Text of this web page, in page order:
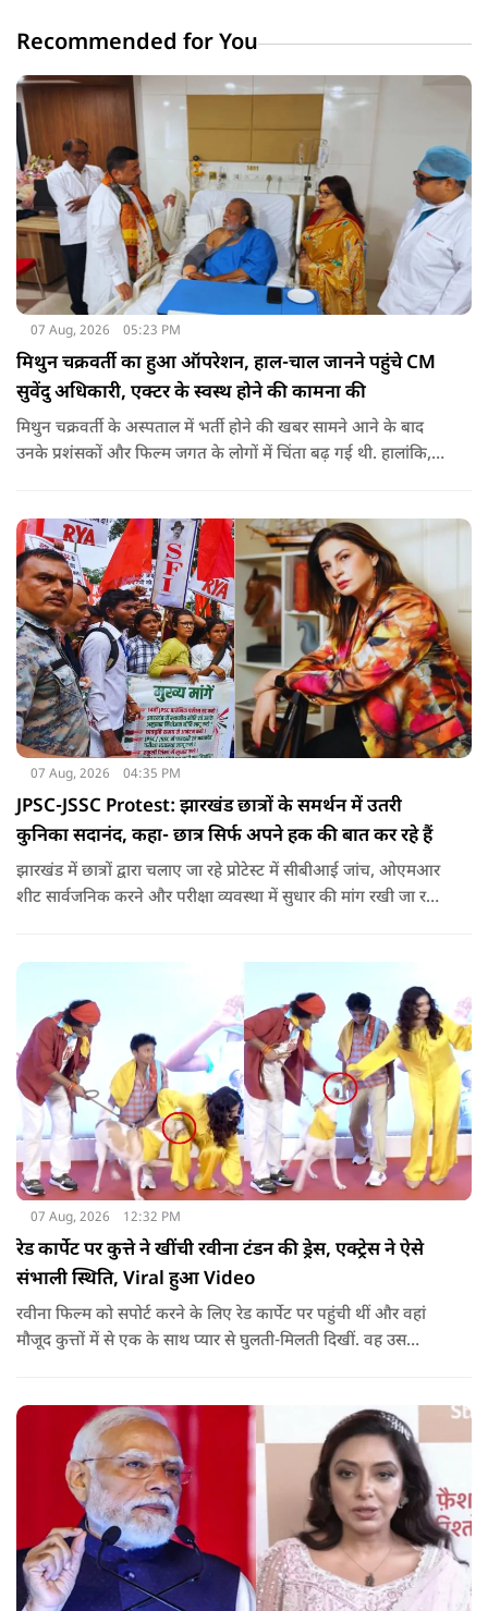
Recommended for You
07 Aug, 2026 05:23 PM
मिथुन चक्रवर्ती का हुआ ऑपरेशन, हाल-चाल जानने पहुंचे CM
सुवेंदु अधिकारी, एक्टर के स्वस्थ होने की कामना की
मिथुन चक्रवर्ती के अस्पताल में भर्ती होने की खबर सामने आने के बाद
उनके प्रशंसकों और फिल्म जगत के लोगों में चिंता बढ़ गई थी. हालांकि,
07 Aug, 2026 04:35 PM
JPSC-JSSC Protest: झारखंड छात्रों के समर्थन में उतरी
कुनिका सदानंद, कहा- छात्र सिर्फ अपने हक की बात कर रहे हैं
झारखंड में छात्रों द्वारा चलाए जा रहे प्रोटेस्ट में सीबीआई जांच, ओएमआर
शीट सार्वजनिक करने और परीक्षा व्यवस्था में सुधार की मांग रखी जा रही
07 Aug, 2026 12:32 PM
रेड कार्पेट पर कुत्ते ने खींची रवीना टंडन की ड्रेस, एक्ट्रेस ने ऐसे
संभाली स्थिति, Viral हुआ Video
रवीना फिल्म को सपोर्ट करने के लिए रेड कार्पेट पर पहुंची थीं और वहां
मौजूद कुत्तों में से एक के साथ प्यार से घुलती-मिलती दिखीं. वह उस
खड़ी हुईं, तो कुत्ते का ध्यान उनकी पीली ड्रेस की लटकती हुई डोरी और
आस्तीन पर चला गया.